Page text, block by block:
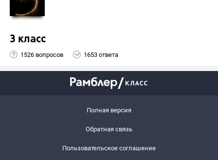
3 класс
1526 вопросов 1653 ответа
Полная версия
Обратная связь
Пользовательское соглашение